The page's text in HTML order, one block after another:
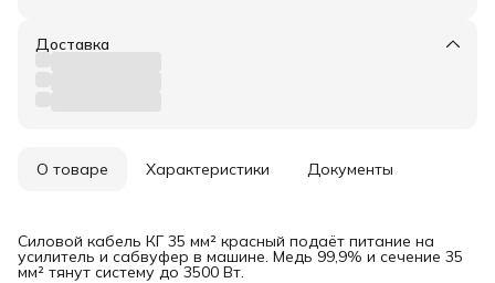
Доставка
О товаре Характеристики Документы
Силовой кабель КГ 35 мм² красный подаёт питание на
усилитель и сабвуфер в машине. Медь 99,9% и сечение 35
мм² тянут систему до 3500 Вт.